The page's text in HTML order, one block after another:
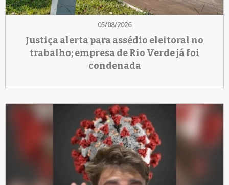
05/08/2026
Justiça alerta para assédio eleitoral no
trabalho; empresa de Rio Verde já foi
condenada